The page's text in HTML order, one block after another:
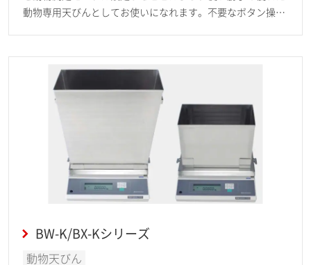
動物専用天びんとしてお使いになれます。不要なボタン操作
BW-K/BX-Kシリーズ
動物天びん